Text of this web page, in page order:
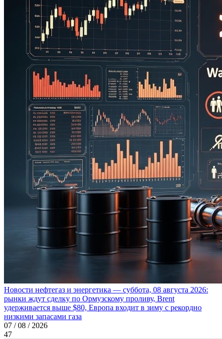
Новости нефтегаз и энергетика — суббота, 08 августа 2026:
рынки ждут сделку по Ормузскому проливу, Brent
удерживается выше $80, Европа входит в зиму с рекордно
низкими запасами газа
07 / 08 / 2026
47